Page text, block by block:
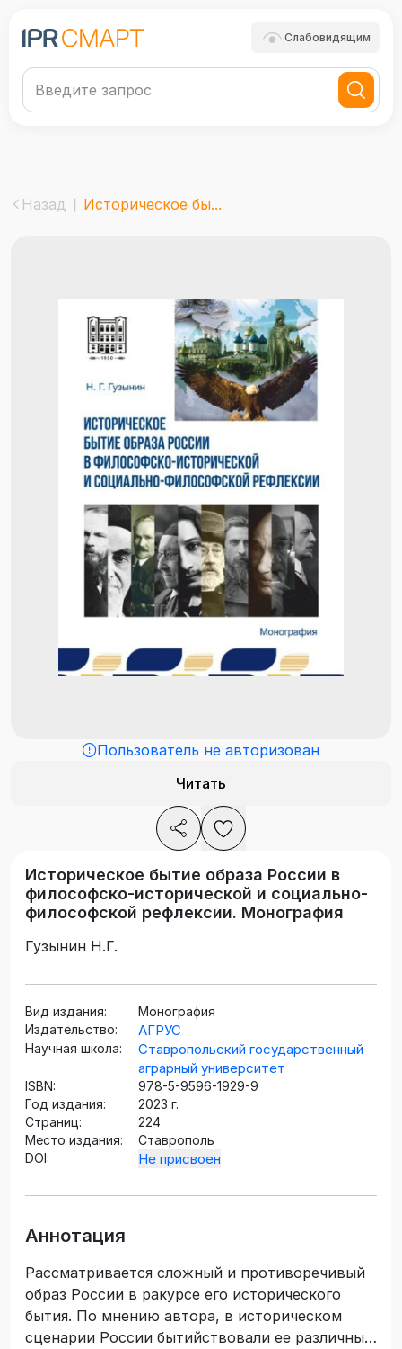
Слабовидящим
Назад Историческое бы...
Пользователь не авторизован
Читать
Историческое бытие образа России в
философско-исторической и социально-
философской рефлексии. Монография
Гузынин Н.Г.
Вид издания:
Монография
Издательство:
АГРУС
Научная школа:
Ставропольский государственный
аграрный университет
ISBN:
978-5-9596-1929-9
Год издания:
2023 г.
Страниц:
224
Место издания:
Ставрополь
DOI:
Не присвоен
Аннотация
Рассматривается сложный и противоречивый
образ России в ракурсе его исторического
бытия. По мнению автора, в историческом
сценарии России бытийствовали ее различные